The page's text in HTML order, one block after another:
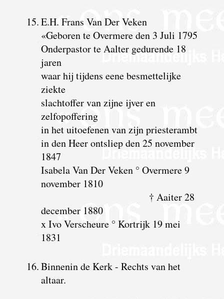
15.E.H. Frans Van Der Veken
«Geboren te Overmere den 3 Juli 1795
Onderpastor te Aalter gedurende 18
jaren
waar hij tijdens eene besmettelijke
ziekte
slachtoffer van zijne ijver en
zelfopoffering
in het uitoefenen van zijn priesterambt
in den Heer ontsliep den 25 november
1847
Isabela Van Der Veken ° Overmere 9
november 1810
† Aaiter 28
december 1880
x Ivo Verscheure ° Kortrijk 19 mei
1831
16.Binnenin de Kerk - Rechts van het
altaar.